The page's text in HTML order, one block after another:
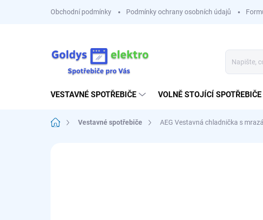
Obchodní podmínky Podmínky ochrany osobních údajů
VESTAVNÉ SPOTŘEBIČE VOLNĚ STOJÍCÍ SPOTŘEBIČE
Domů Vestavné spotřebiče AEG Vestavná chladnička s